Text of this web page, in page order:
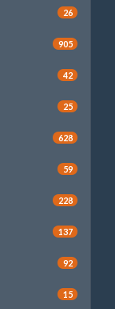
26
905
42
25
628
59
228
137
92
15